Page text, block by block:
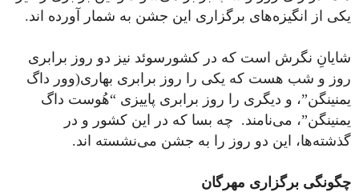
یکی از انگیزه‌های برگزاری این جشن به شمار آورده اند.
شایانِ‌ نگرش ‌است ‌که در‌ کشور‌سوئد نیز دو روز برابری
روز و شب هست که یکی را روز برابری بهاری(وور داگ
یمنینگن”، و دیگری را روز برابری پاییزی “هُوست داگ
یمنینگن”، می‌نامند. چه بسا که در این کشور و در
گذشته‌ها، این دو روز را به جشن می‌نشسته اند.
چگونگی برگزاری مهرگان